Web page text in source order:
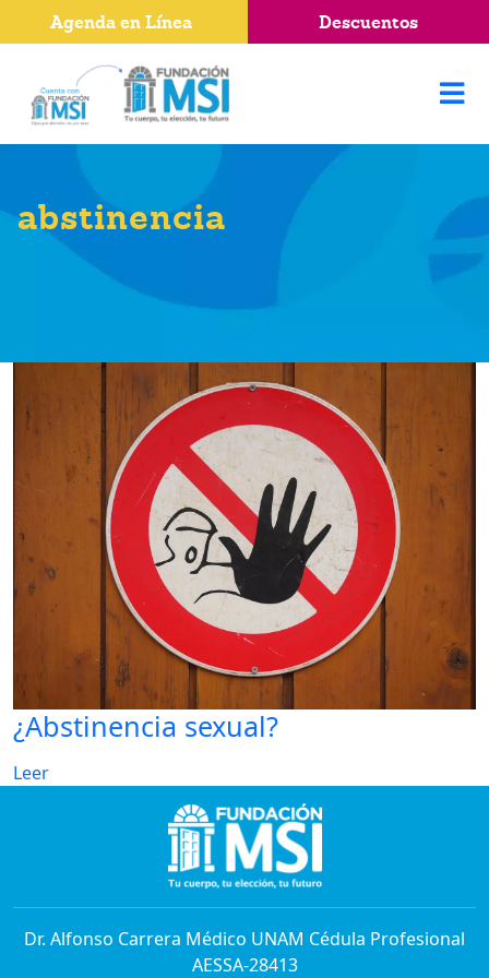
abstinencia
¿Abstinencia sexual?
Leer
Dr. Alfonso Carrera Médico UNAM Cédula Profesional
AESSA-28413
Agenda en Línea Descuentos